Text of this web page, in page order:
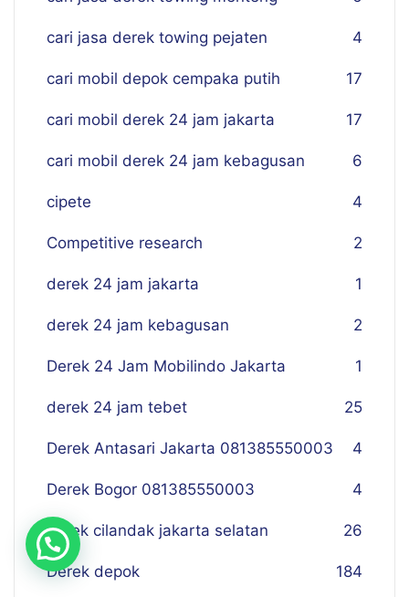
cari jasa derek towing pejaten 4
cari mobil depok cempaka putih 17
cari mobil derek 24 jam jakarta 17
cari mobil derek 24 jam kebagusan 6
cipete 4
Competitive research 2
derek 24 jam jakarta 1
derek 24 jam kebagusan 2
Derek 24 Jam Mobilindo Jakarta 1
derek 24 jam tebet 25
Derek Antasari Jakarta 081385550003 4
Derek Bogor 081385550003 4
derek cilandak jakarta selatan 26
Derek depok 184